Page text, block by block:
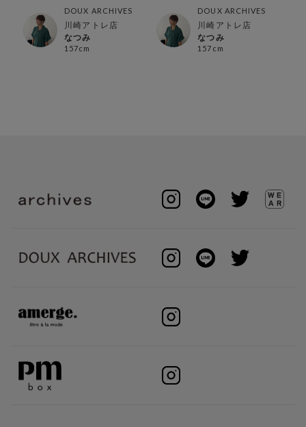
DOUX ARCHIVES
川崎アトレ店
なつみ
157cm
DOUX ARCHIVES
川崎アトレ店
なつみ
157cm